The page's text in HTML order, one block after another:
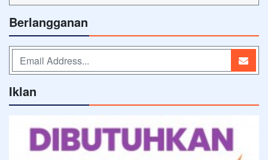
Berlangganan
Iklan